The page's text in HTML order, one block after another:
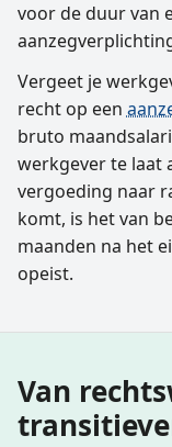
voor de duur van
Vergeet je
recht op een
bruto
werkgever te laat
vergoeding naar
komt, is het van
maanden na het
opeist.
Van